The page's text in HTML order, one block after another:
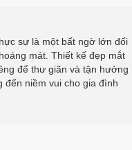
sự là một bất ngờ lớn đối
mát. Thiết kế đẹp mắt
để thư giãn và tận hưởng
đến niềm vui cho gia đình